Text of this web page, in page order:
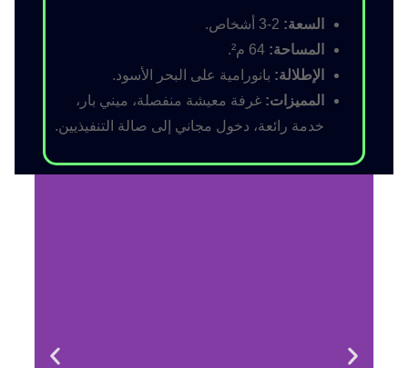
السعة:
المساحة:
الإطلالة: بانورامية على البحر الأسود.
المميزات: غرفة معيشة منفصلة، ميني بار،
خدمة رائعة، دخول مجاني إلى صالة التنفيذيين.